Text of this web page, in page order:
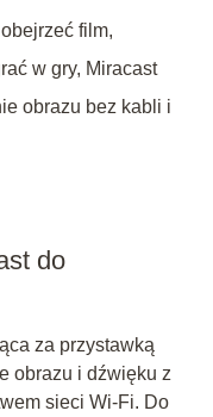
film,
w gry, Miracast
obrazu bez kabli i
do
za przystawką
obrazu i dźwięku z
sieci Wi-Fi. Do